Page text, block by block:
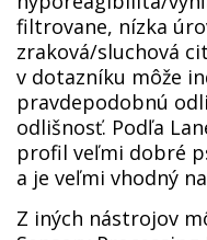
filtrovane, nízka
zraková/sluchová
v dotazníku môže
pravdepodobnú
odlišnosť. Podľa
profil veľmi dobré
a je veľmi vhodný
Z iných nástrojov